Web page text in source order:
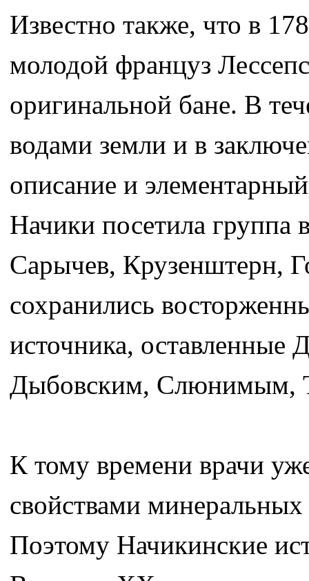
Известно также, что в
молодой француз
оригинальной бане. В
водами земли и в
описание и
Начики посетила группа
Сарычев, Крузенштерн,
сохранились
источника,
Дыбовским,
К тому времени врачи
свойствами
Поэтому Начикинские